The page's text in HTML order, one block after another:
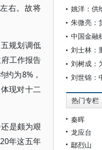
右。故将
规划调低
工作报告
为8%，
现对十二
是颇为艰
年这五年
姚洋：供
朱微亮：
中国金融
刘树成：
刘世锦：
热门专栏
秦晖
龙应台
鄢烈山